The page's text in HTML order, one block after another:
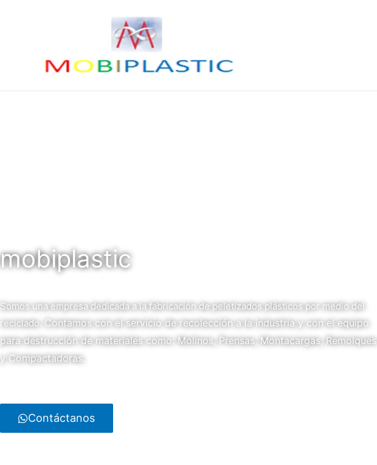
mobiplastic
Somos una empresa dedicada a la fabricación de peletizados plásticos por medio del
reciclado. Contamos con el servicio de recolección a la industria y con el equipo
para destrucción de materiales como: Molinos, Prensas, Montacargas, Remolques
y Compactadoras.
Contáctanos